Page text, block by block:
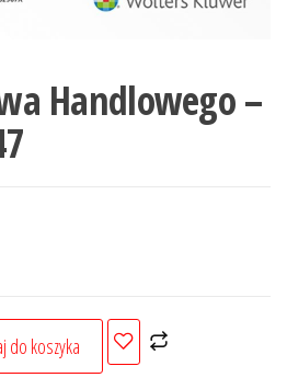
Handlowego –
do koszyka